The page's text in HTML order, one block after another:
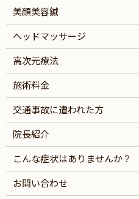
美顔美容鍼
ヘッドマッサージ
高次元療法
施術料金
交通事故に遭われた方
院長紹介
こんな症状はありませんか？
お問い合わせ